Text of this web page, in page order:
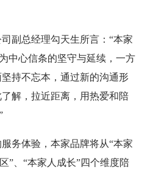
总经理勾天生所言：“本家
中心信条的坚守与延续，一方
持不忘本，通过新的沟通形
解，拉近距离，用热爱和陪
体验，本家品牌将从“本家
”、“本家人成长”四个维度陪